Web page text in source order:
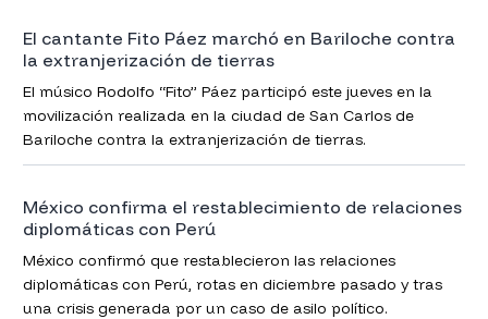
El cantante Fito Páez marchó en Bariloche contra
la extranjerización de tierras
El músico Rodolfo “Fito” Páez participó este jueves en la
movilización realizada en la ciudad de San Carlos de
Bariloche contra la extranjerización de tierras.
México confirma el restablecimiento de relaciones
diplomáticas con Perú
México confirmó que restablecieron las relaciones
diplomáticas con Perú, rotas en diciembre pasado y tras
una crisis generada por un caso de asilo político.